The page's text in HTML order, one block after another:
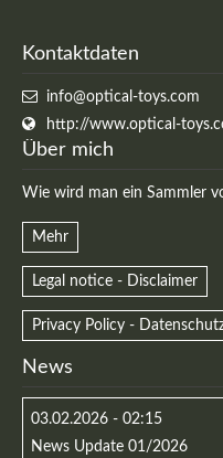
Kontaktdaten
info@optical-toys.com
http://www.optical-
Über mich
Wie wird man ein Sammler
Mehr
Legal notice - Disclaimer
Privacy Policy -
News
03.02.2026 - 02:15
News Update 01/2026